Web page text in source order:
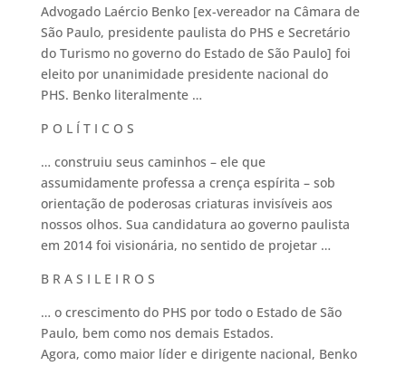
Advogado Laércio Benko [ex-vereador na Câmara de
São Paulo, presidente paulista do PHS e Secretário
do Turismo no governo do Estado de São Paulo] foi
eleito por unanimidade presidente nacional do
PHS. Benko literalmente …
P O L Í T I C O S
… construiu seus caminhos – ele que
assumidamente professa a crença espírita – sob
orientação de poderosas criaturas invisíveis aos
nossos olhos. Sua candidatura ao governo paulista
em 2014 foi visionária, no sentido de projetar …
B R A S I L E I R O S
… o crescimento do PHS por todo o Estado de São
Paulo, bem como nos demais Estados.
Agora, como maior líder e dirigente nacional, Benko